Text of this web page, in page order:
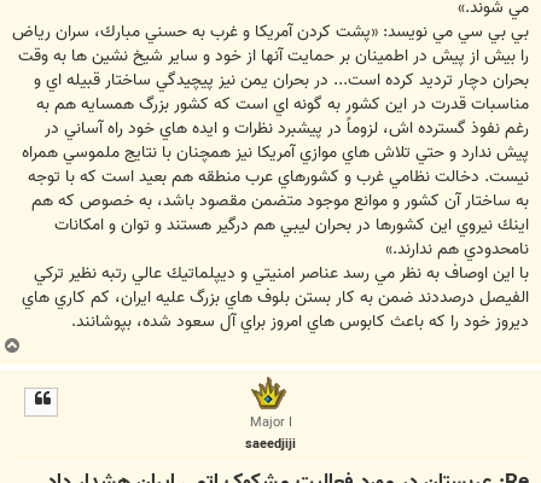
مي شوند.»
بي بي سي مي نويسد: «پشت كردن آمريكا و غرب به حسني مبارك، سران رياض
را بيش از پيش در اطمينان بر حمايت آنها از خود و ساير شيخ نشين ها به وقت
بحران دچار ترديد كرده است... در بحران يمن نيز پيچيدگي ساختار قبيله اي و
مناسبات قدرت در اين كشور به گونه اي است كه كشور بزرگ همسايه هم به
رغم نفوذ گسترده اش، لزوماً در پيشبرد نظرات و ايده هاي خود راه آساني در
پيش ندارد و حتي تلاش هاي موازي آمريكا نيز همچنان با نتايج ملموسي همراه
نيست. دخالت نظامي غرب و كشورهاي عرب منطقه هم بعيد است كه با توجه
به ساختار آن كشور و موانع موجود متضمن مقصود باشد، به خصوص كه هم
اينك نيروي اين كشورها در بحران ليبي هم درگير هستند و توان و امكانات
نامحدودي هم ندارند.»
با اين اوصاف به نظر مي رسد عناصر امنيتي و ديپلماتيك عالي رتبه نظير تركي
الفيصل درصددند ضمن به كار بستن بلوف هاي بزرگ عليه ايران، كم كاري هاي
ديروز خود را كه باعث كابوس هاي امروز براي آل سعود شده، بپوشانند.
Major I
saeedjiji